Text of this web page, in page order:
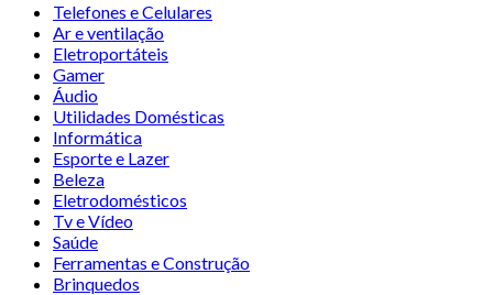
Telefones e Celulares
Ar e ventilação
Eletroportáteis
Gamer
Áudio
Utilidades Domésticas
Informática
Esporte e Lazer
Beleza
Eletrodomésticos
Tv e Vídeo
Saúde
Ferramentas e Construção
Brinquedos